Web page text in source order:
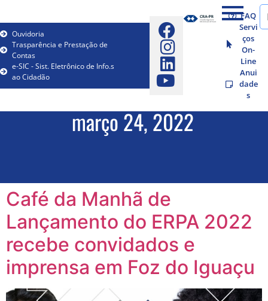
Ouvidoria
Trasparência e Prestação de
Contas
e-SIC - Sist. Eletrônico de Info.s
ao Cidadão
FAQ
Servi
ços
On-
Line
Anui
dade
s
março 24, 2022
Café da Manhã de
Lançamento do ERPA 2022
recebe convidados e
imprensa em Foz do Iguaçu